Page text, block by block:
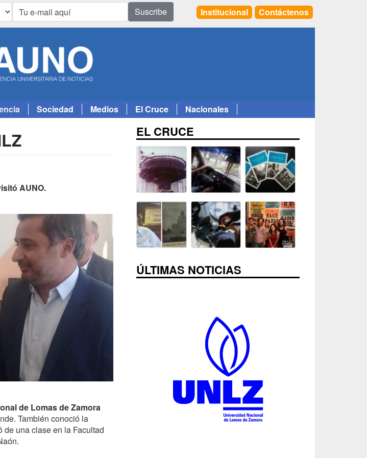
Suscribe Institucional Contáctenos
Sociedad Medios El Cruce
Nacionales
AUNO.
de Lomas de Zamora
También conoció la
de una clase en la Facultad
EL CRUCE
ÚLTIMAS NOTICIAS